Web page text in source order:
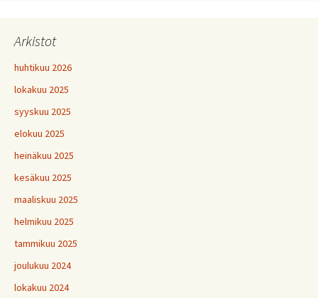
Arkistot
huhtikuu 2026
lokakuu 2025
syyskuu 2025
elokuu 2025
heinäkuu 2025
kesäkuu 2025
maaliskuu 2025
helmikuu 2025
tammikuu 2025
joulukuu 2024
lokakuu 2024